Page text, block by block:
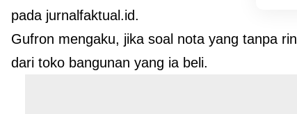
pada jurnalfaktual.id.
Gufron mengaku, jika soal nota yang tanpa
dari toko bangunan yang ia beli.